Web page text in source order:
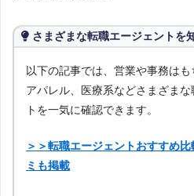
さまざまな転職エージェントを
以下の記事では、営業や事務は
アパレル、医療系などさまざま
トを一気に確認できます。
＞＞転職エージェントおすすめ
ミも掲載